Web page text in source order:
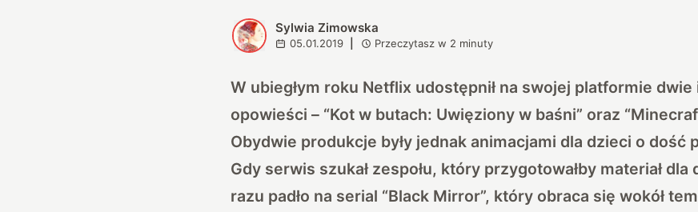
S Sylwia Zimowska
05.01.2019 Przeczytasz w 2 minuty
W ubiegłym roku Netflix udostępnił na swojej platformie
opowieści – “Kot w butach: Uwięziony w baśni” oraz
Obydwie produkcje były jednak animacjami dla dzieci o dość
Gdy serwis szukał zespołu, który przygotowałby materiał dla
razu padło na serial “Black Mirror”, który obraca się wokół